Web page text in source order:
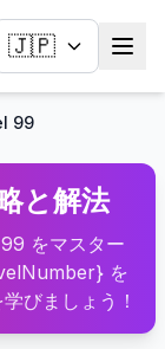
🇯🇵
99
と解法
をマスター
を
びましょう！